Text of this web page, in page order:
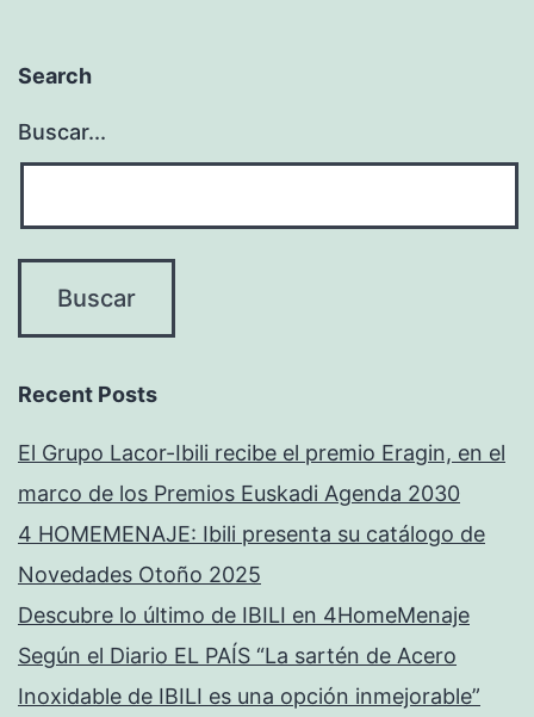
Search
Buscar...
Recent Posts
El Grupo Lacor-Ibili recibe el premio Eragin, en el
marco de los Premios Euskadi Agenda 2030
4 HOMEMENAJE: Ibili presenta su catálogo de
Novedades Otoño 2025
Descubre lo último de IBILI en 4HomeMenaje
Según el Diario EL PAÍS “La sartén de Acero
Inoxidable de IBILI es una opción inmejorable”